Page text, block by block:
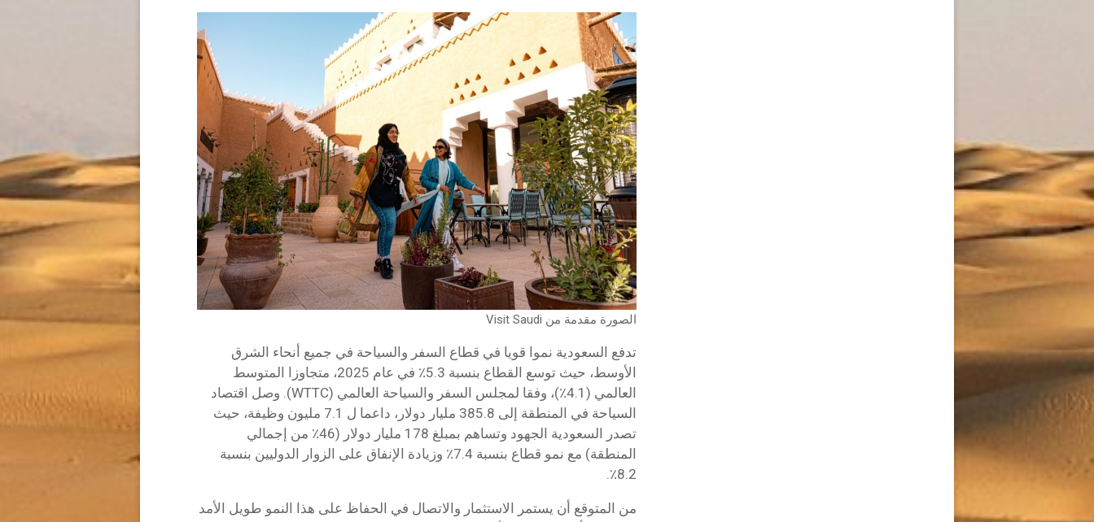
الصورة مقدمة من Visit Saudi
تدفع السعودية نموا قويا في قطاع السفر والسياحة في جميع أنحاء الشرق
الأوسط، حيث توسع القطاع بنسبة 5.3٪ في عام 2025، متجاوزا المتوسط
العالمي (4.1٪)، وفقا لمجلس السفر والسياحة العالمي (WTTC). وصل اقتصاد
السياحة في المنطقة إلى 385.8 مليار دولار، داعما ل 7.1 مليون وظيفة، حيث
تصدر السعودية الجهود وتساهم بمبلغ 178 مليار دولار (46٪ من إجمالي
المنطقة) مع نمو قطاع بنسبة 7.4٪ وزيادة الإنفاق على الزوار الدوليين بنسبة
8.2٪.
من المتوقع أن يستمر الاستثمار والاتصال في الحفاظ على هذا النمو طويل الأمد